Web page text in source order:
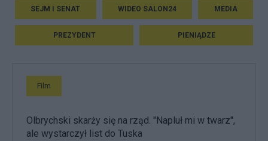
SEJM I SENAT WIDEO SALON24 MEDIA
PREZYDENT PIENIĄDZE
Film
Olbrychski skarży się na rząd. "Napluł mi w twarz",
ale wystarczył list do Tuska